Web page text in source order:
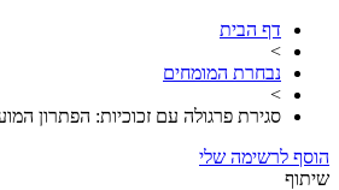
דף הבית
>
נבחרת המומחים
>
סגירת פרגולה עם זכוכיות: הפתרון
הוסף לרשימה שלי
שיתוף